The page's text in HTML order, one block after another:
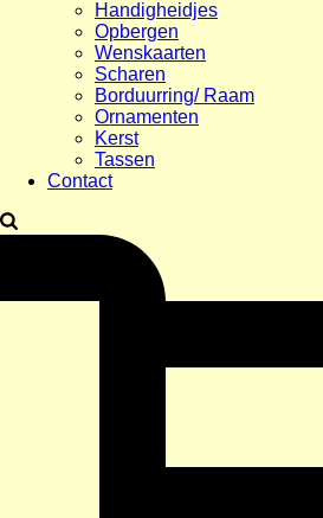
Handigheidjes
Opbergen
Wenskaarten
Scharen
Borduurring/ Raam
Ornamenten
Kerst
Tassen
Contact